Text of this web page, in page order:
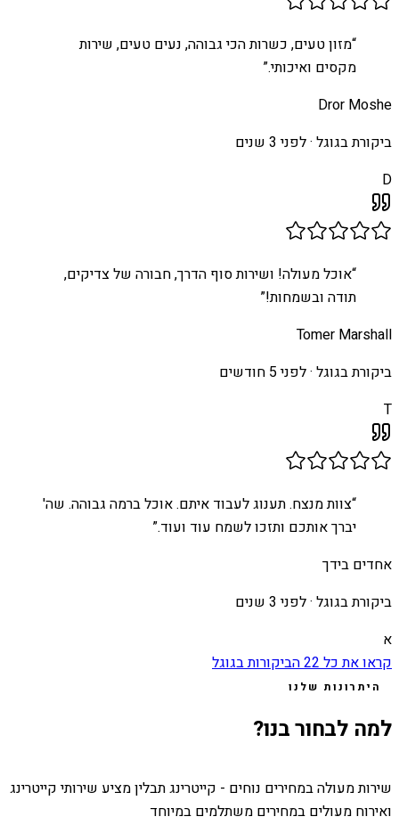
“מזון טעים, כשרות הכי גבוהה, נעים טעים, שירות
מקסים ואיכותי.”
Dror Moshe
ביקורת בגוגל ·לפני 3 שנים
D
“אוכל מעולה! ושירות סוף הדרך, חבורה של צדיקים,
תודה ובשמחות!”
Tomer Marshall
ביקורת בגוגל ·לפני 5 חודשים
T
“צוות מנצח. תענוג לעבוד איתם. אוכל ברמה גבוהה. שה'
יברך אותכם ותזכו לשמח עוד ועוד.”
אחדים בידך
ביקורת בגוגל ·לפני 3 שנים
א
קראו את כל22הביקורות בגוגל
היתרונות שלנו
למה לבחור בנו?
שירות מעולה במחירים נוחים - קייטרינג תבלין מציע שירותי קייטרינג
ואירוח מעולים במחירים משתלמים במיוחד